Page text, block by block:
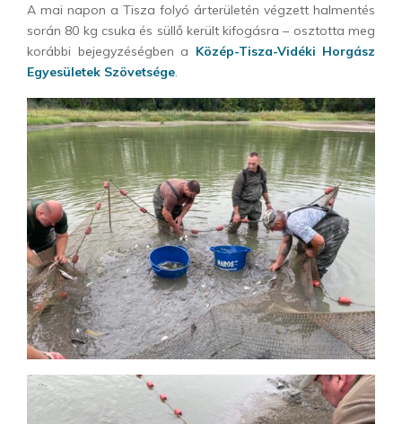
A mai napon a Tisza folyó árterületén végzett halmentés
során 80 kg csuka és süllő került kifogásra – osztotta meg
korábbi bejegyzéségben a Közép-Tisza-Vidéki Horgász
Egyesületek Szövetsége.